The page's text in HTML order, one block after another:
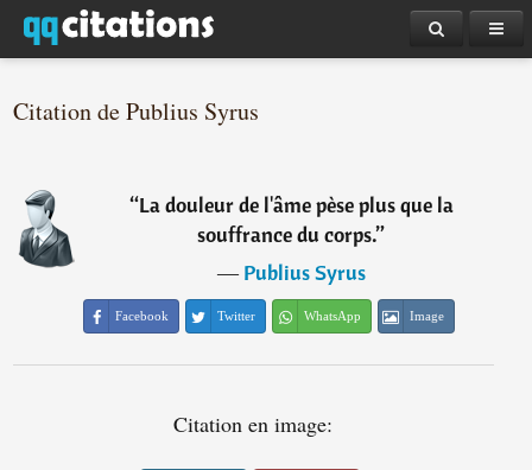
Citation de Publius Syrus
“La douleur de l'âme pèse plus que la
souffrance du corps.”
―Publius Syrus
Facebook Twitter WhatsApp Image
Citation en image: